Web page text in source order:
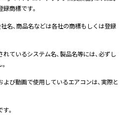
商標です。
名、商品名などは各社の商標もしくは登録
ているシステム名、製品名等には、必ずし
び動画で使用しているエアコンは、実際と
。